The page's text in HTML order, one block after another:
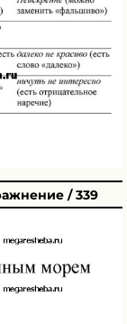
/ 339